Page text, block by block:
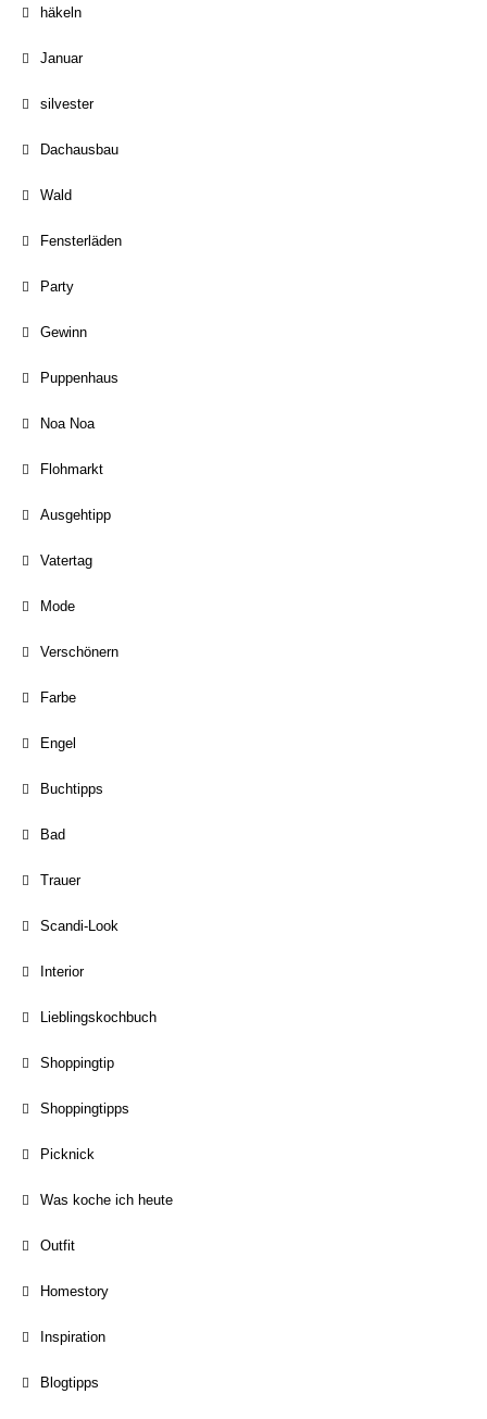
häkeln
Januar
silvester
Dachausbau
Wald
Fensterläden
Party
Gewinn
Puppenhaus
Noa Noa
Flohmarkt
Ausgehtipp
Vatertag
Mode
Verschönern
Farbe
Engel
Buchtipps
Bad
Trauer
Scandi-Look
Interior
Lieblingskochbuch
Shoppingtip
Shoppingtipps
Picknick
Was koche ich heute
Outfit
Homestory
Inspiration
Blogtipps